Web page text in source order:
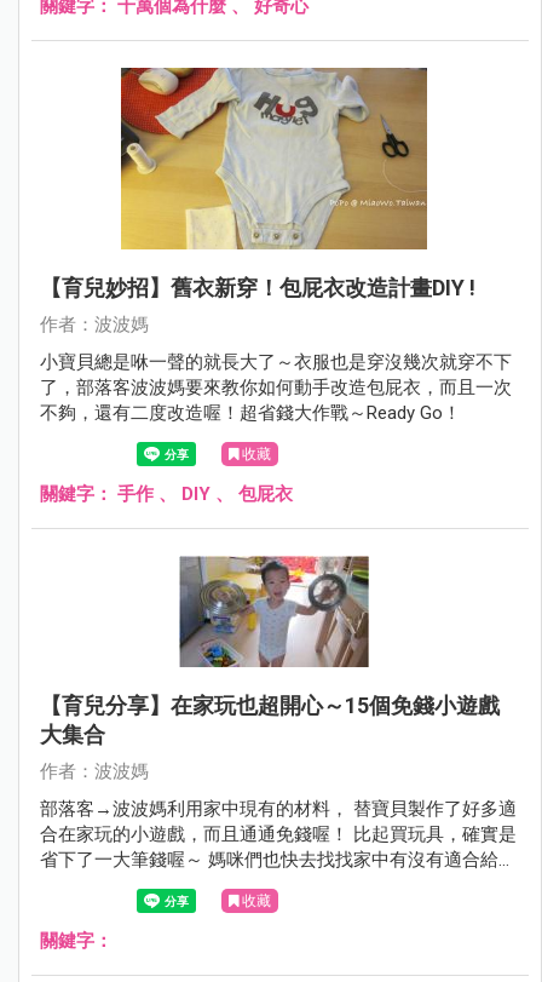
關鍵字： 十萬個為什麼 、 好奇心
【育兒妙招】舊衣新穿！包屁衣改造計畫DIY !
作者：波波媽
小寶貝總是咻一聲的就長大了～衣服也是穿沒幾次就穿不下
了，部落客波波媽要來教你如何動手改造包屁衣，而且一次
不夠，還有二度改造喔！超省錢大作戰～Ready Go！
收藏
關鍵字： 手作 、 DIY 、 包屁衣
【育兒分享】在家玩也超開心～15個免錢小遊戲
大集合
作者：波波媽
部落客→波波媽利用家中現有的材料， 替寶貝製作了好多適
合在家玩的小遊戲，而且通通免錢喔！ 比起買玩具，確實是
省下了一大筆錢喔～ 媽咪們也快去找找家中有沒有適合給寶
貝玩樂的小道具吧！
收藏
關鍵字：